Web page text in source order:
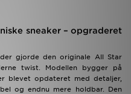
sneaker – opgraderet
gjorde den originale All Star
twist. Modellen bygger på
blevet opdateret med detaljer,
og endnu mere holdbar. Den